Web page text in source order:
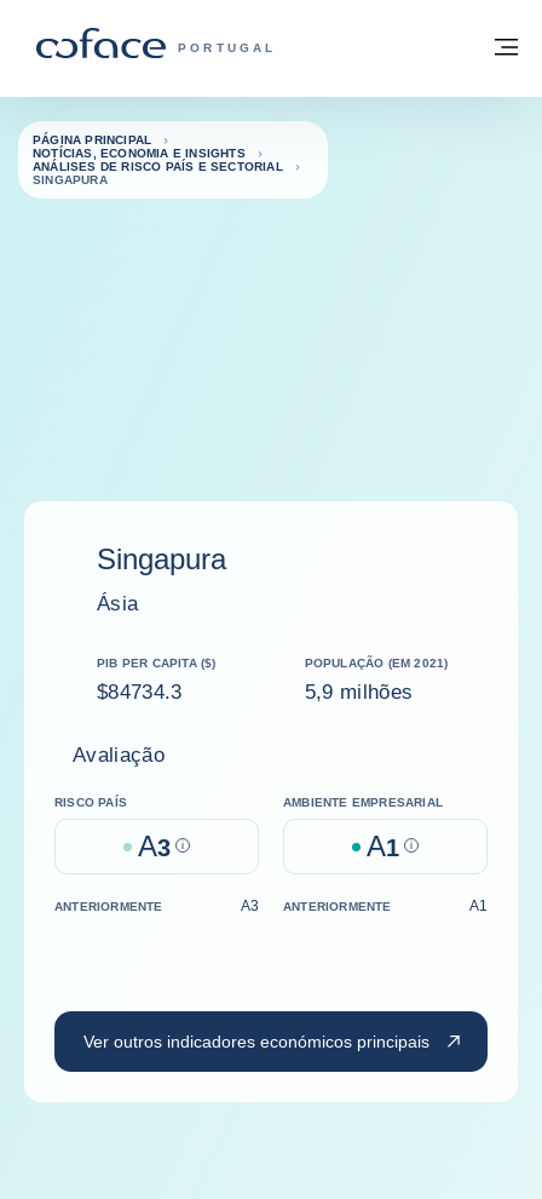
COFACE FOR TRADE - HOMEPAGE DO
PORTUGAL
Voltar à página principal
PÁGINA PRINCIPAL
NOTÍCIAS, ECONOMIA E INSIGHTS
ANÁLISES DE RISCO PAÍS E SECTORIAL
SINGAPURA
Singapura
Ásia
PIB PER CAPITA ($)
$84734.3
POPULAÇÃO (EM 2021)
5,9 milhões
Avaliação
RISCO PAÍS
A3 Help
AMBIENTE EMPRESARIAL
A1 Help
ANTERIORMENTE A3 ANTERIORMENTE A1
Ver outros indicadores económicos principais